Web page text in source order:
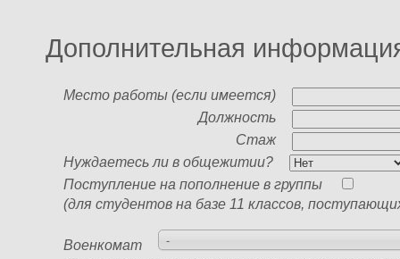
Дополнительная
Место работы (если имеется)
Должность
Стаж
Нуждаетесь ли в общежитии?
Поступление на пополнение в группы
(для студентов на базе 11 классов,
Военкомат -
учреждении
персональных данных